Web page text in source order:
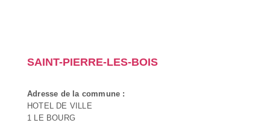
SAINT-PIERRE-LES-BOIS
Adresse de la commune :
HOTEL DE VILLE
1 LE BOURG